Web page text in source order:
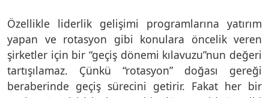
Özellikle liderlik gelişimi programlarına yatırım
yapan ve rotasyon gibi konulara öncelik veren
şirketler için bir “geçiş dönemi kılavuzu”nun değeri
tartışılamaz. Çünkü “rotasyon” doğası gereği
beraberinde geçiş sürecini getirir. Fakat her bir